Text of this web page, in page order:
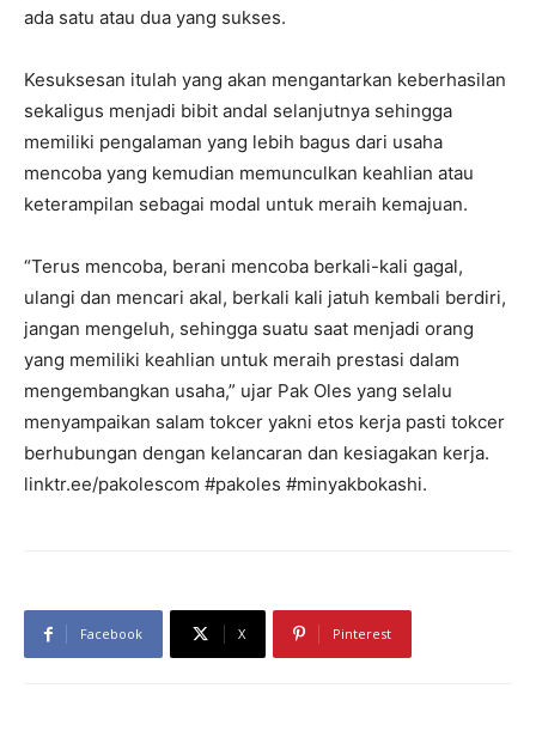
ada satu atau dua yang sukses.
Kesuksesan itulah yang akan mengantarkan keberhasilan
sekaligus menjadi bibit andal selanjutnya sehingga
memiliki pengalaman yang lebih bagus dari usaha
mencoba yang kemudian memunculkan keahlian atau
keterampilan sebagai modal untuk meraih kemajuan.
“Terus mencoba, berani mencoba berkali-kali gagal,
ulangi dan mencari akal, berkali kali jatuh kembali berdiri,
jangan mengeluh, sehingga suatu saat menjadi orang
yang memiliki keahlian untuk meraih prestasi dalam
mengembangkan usaha,” ujar Pak Oles yang selalu
menyampaikan salam tokcer yakni etos kerja pasti tokcer
berhubungan dengan kelancaran dan kesiagakan kerja.
linktr.ee/pakolescom #pakoles #minyakbokashi.
Facebook X Pinterest